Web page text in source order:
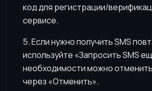
код для регистрации/
сервисе.
5. Если нужно получить SMS
используйте «Запросить SMS
необходимости можно
через «Отменить».